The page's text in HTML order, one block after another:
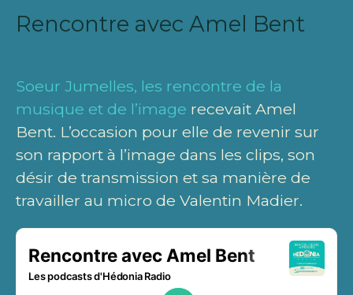
Rencontre avec Amel Bent
Soeur Jumelles, les rencontre de la
musique et de l’image recevait Amel
Bent. L’occasion pour elle de revenir sur
son rapport à l’image dans les clips, son
désir de transmission et sa manière de
travailler au micro de Valentin Madier.